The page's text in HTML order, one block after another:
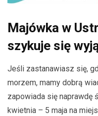
Majówka w
szykuje się
Jeśli zastanawiasz się,
morzem, mamy dobrą
zapowiada się naprawdę
kwietnia – 5 maja na